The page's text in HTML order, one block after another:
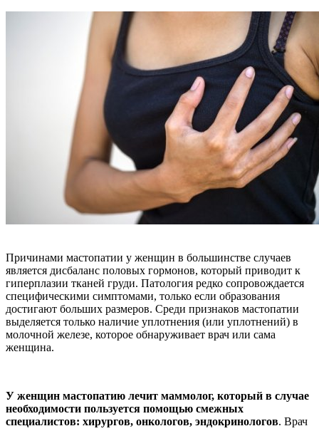
Причинами мастопатии у женщин в большинстве случаев
является дисбаланс половых гормонов, который приводит к
гиперплазии тканей груди. Патология редко сопровождается
специфическими симптомами, только если образования
достигают больших размеров. Среди признаков мастопатии
выделяется только наличие уплотнения (или уплотнений) в
молочной железе, которое обнаруживает врач или сама
женщина.
У женщин мастопатию лечит маммолог, который в случае
необходимости пользуется помощью смежных
специалистов: хирургов, онкологов, эндокринологов. Врач